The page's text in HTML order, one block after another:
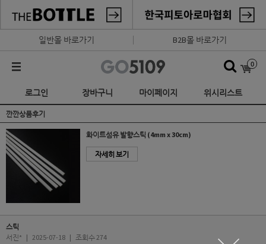
일반몰 바로가기 B2B몰 바로가기
0
로그인 장바구니 마이페이지 위시리스트
깐깐상품후기
화이트섬유 발향스틱 (4mm x 30cm)
자세히 보기
스틱
서진* | 2025-07-18 | 조회수 274